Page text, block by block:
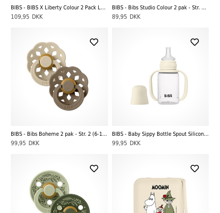
BIBS - BIBS X Liberty Colour 2 Pack Latex - Str. 2 (6-12 MDR), Oscar Meadow/Petal Mix
109,95 DKK
BIBS - Bibs Studio Colour 2 pak - Str. 2 (6-12 MDR), Ivory Steel Blue Mix
89,95 DKK
BIBS - Bibs Boheme 2 pak - Str. 2 (6-12 MDR), Vanilla/Dark Oak
99,95 DKK
BIBS - Baby Sippy Bottle Spout Silicone/Tudekop 150 ml, Ivory
99,95 DKK